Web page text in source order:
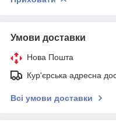
Умови доставки
Нова Пошта
Кур'єрська адресна
Всі умови доставки